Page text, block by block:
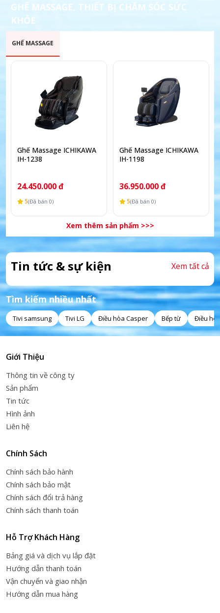
GHẾ MASSAGE, THIẾT BỊ CHĂM SÓC SỨC
KHỎE
GHẾ MASSAGE
Ghế Massage ICHIKAWA
IH-1238
24.450.000 đ
5(Đã bán 0)
Ghế Massage ICHIKAWA
IH-1198
36.950.000 đ
5(Đã bán 0)
Xem thêm sản phẩm >>>
Tin tức & sự kiện Xem tất cả
Tìm kiếm nhiều nhất
Tivi samsung Tivi LG Điều hòa Casper Bếp từ Điều
Giới Thiệu
Thông tin về công ty
Sản phẩm
Tin tức
Hình ảnh
Liên hệ
Chính Sách
Chính sách bảo hành
Chính sách bảo mật
Chính sách đổi trả hàng
Chính sách thanh toán
Hỗ Trợ Khách Hàng
Bảng giá và dịch vụ lắp đặt
Hướng dẫn thanh toán
Vận chuyển và giao nhận
Hướng dẫn mua hàng